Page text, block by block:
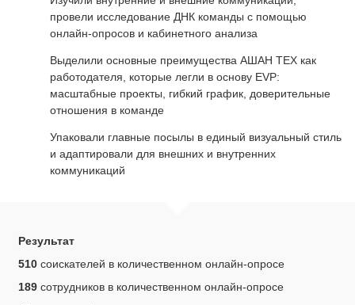
провели исследование ДНК команды с помощью
онлайн-опросов и кабинетного анализа
Выделили основные преимущества АШАН ТЕХ как
работодателя, которые легли в основу EVP:
масштабные проекты, гибкий график, доверительные
отношения в команде
Упаковали главные посылы в единый визуальный стиль
и адаптировали для внешних и внутренних
коммуникаций
Результат
510 соискателей в количественном онлайн-опросе
189 сотрудников в количественном онлайн-опросе